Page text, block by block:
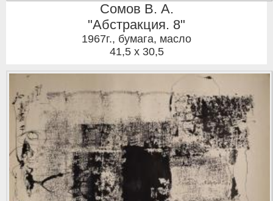
Сомов В. А.
"Абстракция. 8"
1967г., бумага, масло
41,5 x 30,5